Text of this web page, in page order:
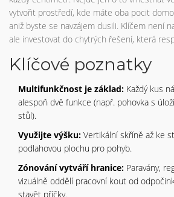
vytvořit prostředí, kde máte oba pocit
aniž byste se navzájem dusili. Klíčem není
ale investovat do chytrých řešení, která
Klíčové poznatky
Multifunkčnost je základ: Každý kus
alespoň dvě funkce (např. pohovka s
stůl).
Využijte výšku: Vertikální skříně až ke
podlahovou plochu pro pohyb.
Zónování vytváří hranice: Paravány,
vizuálně oddělí pracovní kout od
stavět příčky.